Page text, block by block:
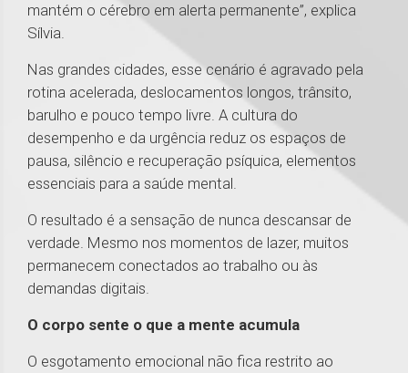
mantém o cérebro em alerta permanente”, explica
Sílvia.
Nas grandes cidades, esse cenário é agravado pela
rotina acelerada, deslocamentos longos, trânsito,
barulho e pouco tempo livre. A cultura do
desempenho e da urgência reduz os espaços de
pausa, silêncio e recuperação psíquica, elementos
essenciais para a saúde mental.
O resultado é a sensação de nunca descansar de
verdade. Mesmo nos momentos de lazer, muitos
permanecem conectados ao trabalho ou às
demandas digitais.
O corpo sente o que a mente acumula
O esgotamento emocional não fica restrito ao